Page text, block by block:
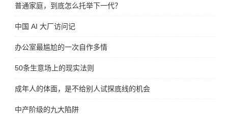
普通家庭，到底怎么托举下一代？
中国 AI 大厂访问记
办公室最尴尬的一次自作多情
50条生意场上的现实法则
成年人的体面，是不给别人试探底线的机会
中产阶级的九大陷阱